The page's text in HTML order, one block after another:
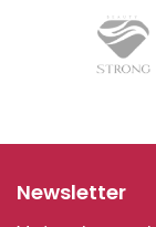
Newsletter